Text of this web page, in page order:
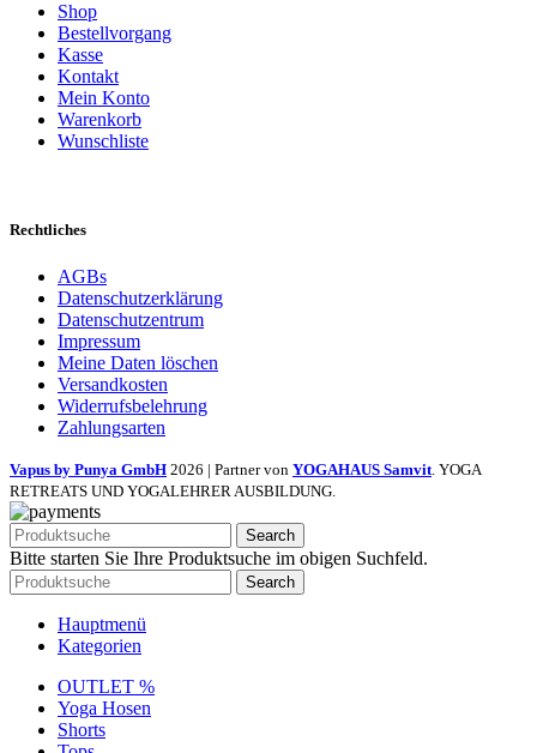
Shop
Bestellvorgang
Kasse
Kontakt
Mein Konto
Warenkorb
Wunschliste
Rechtliches
AGBs
Datenschutzerklärung
Datenschutzentrum
Impressum
Meine Daten löschen
Versandkosten
Widerrufsbelehrung
Zahlungsarten
Vapus by Punya GmbH 2026 | Partner von YOGAHAUS Samvit . YOGA
RETREATS UND YOGALEHRER AUSBILDUNG.
Search
Bitte starten Sie Ihre Produktsuche im obigen Suchfeld.
Search
Hauptmenü
Kategorien
OUTLET %
Yoga Hosen
Shorts